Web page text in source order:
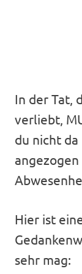
In der Tat,
verliebt,
du nicht
Hier ist
sehr mag: